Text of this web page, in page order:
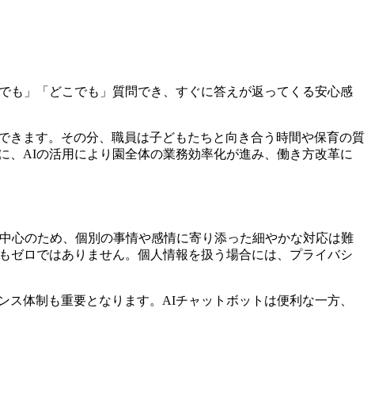
も」「どこでも」質問でき、すぐに答えが返ってくる安心感
きます。その分、職員は子どもたちと向き合う時間や保育の質
、AIの活用により園全体の業務効率化が進み、働き方改革に
心のため、個別の事情や感情に寄り添った細やかな対応は難
ロではありません。個人情報を扱う場合には、 プライバシ
体制も重要となります。AIチャットボットは便利な一方、